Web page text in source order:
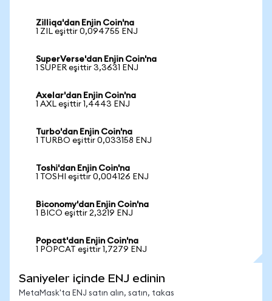
Zilliqa'dan Enjin Coin'na
1 ZIL eşittir 0,094755 ENJ
SuperVerse'dan Enjin Coin'na
1 SUPER eşittir 3,3631 ENJ
Axelar'dan Enjin Coin'na
1 AXL eşittir 1,4443 ENJ
Turbo'dan Enjin Coin'na
1 TURBO eşittir 0,033158 ENJ
Toshi'dan Enjin Coin'na
1 TOSHI eşittir 0,004126 ENJ
Biconomy'dan Enjin Coin'na
1 BICO eşittir 2,3219 ENJ
Popcat'dan Enjin Coin'na
1 POPCAT eşittir 1,7279 ENJ
Saniyeler içinde ENJ edinin
MetaMask'ta ENJ satın alın, satın, takas